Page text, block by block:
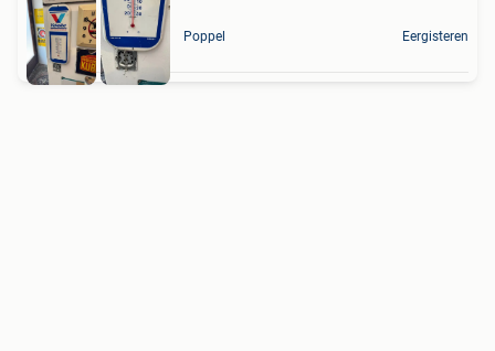
Poppel Eergisteren